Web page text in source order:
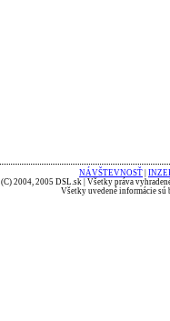
NÁVŠTEVNOSŤ
(C) 2004, 2005 DSL.sk | Všetky práva
Všetky uvedené informácie sú